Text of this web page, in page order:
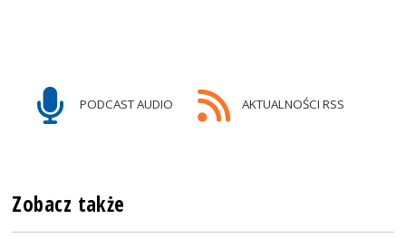
PODCAST AUDIO AKTUALNOŚCI RSS
Zobacz także